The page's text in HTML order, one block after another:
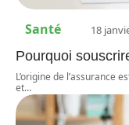
Santé 18
Pourquoi
L’origine de l’assurance
et…